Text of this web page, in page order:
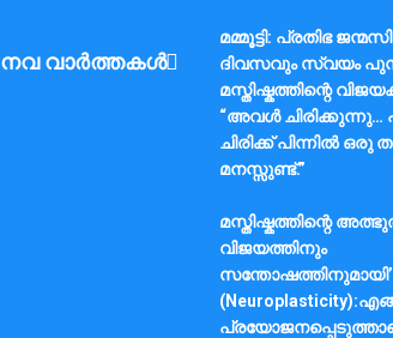
നവ വാർത്തകൾ
മമ്മൂട്ടി: പ്രതിഭ
ദിവസവും സ്വയം
മസ്തിഷ്കത്തിന്റെ
“അവൾ
ചിരിക്ക് പിന്നിൽ ഒരു
മനസ്സുണ്ട്.”
മസ്തിഷ്കത്തിന്റെ
വിജയത്തിനും